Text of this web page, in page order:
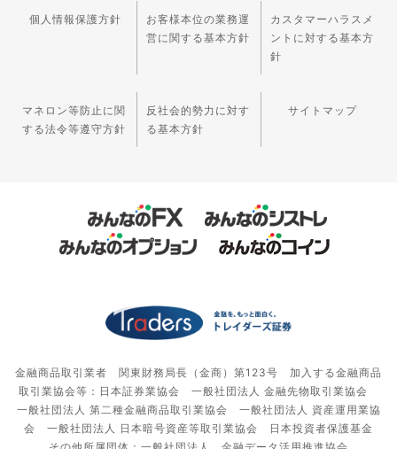
個人情報保護方針
お客様本位の業務運
営に関する基本方針
カスタマーハラスメ
ントに対する基本方
針
マネロン等防止に関
する法令等遵守方針
反社会的勢力に対す
る基本方針
サイトマップ
金融商品取引業者 関東財務局長（金商）第123号 加入する金融商品
取引業協会等：日本証券業協会 一般社団法人 金融先物取引業協会
一般社団法人 第二種金融商品取引業協会 一般社団法人 資産運用業協
会 一般社団法人 日本暗号資産等取引業協会 日本投資者保護基金